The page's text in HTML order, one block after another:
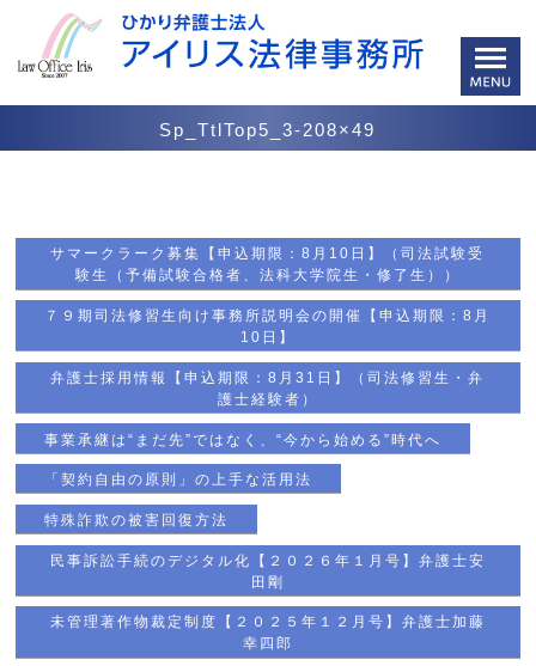
Sp_TtlTop5_3-208×49
サマークラーク募集【申込期限：8月10日】（司法試験受
験生（予備試験合格者、法科大学院生・修了生））
７９期司法修習生向け事務所説明会の開催【申込期限：8月
10日】
弁護士採用情報【申込期限：8月31日】（司法修習生・弁
護士経験者）
事業承継は“まだ先”ではなく、“今から始める”時代へ
「契約自由の原則」の上手な活用法
特殊詐欺の被害回復方法
民事訴訟手続のデジタル化【２０２６年１月号】弁護士安
田剛
未管理著作物裁定制度【２０２５年１２月号】弁護士加藤
幸四郎